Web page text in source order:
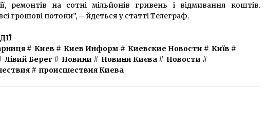
ремонтів на сотні мільйонів гривень і відмивання коштів.
грошові потоки”, – йдеться у статті Телеграф.
# Киев # Киев Информ # Киевские Новости # Київ #
Лівий Берег # Новини # Новини Києва # Новости #
# происшествия Киева